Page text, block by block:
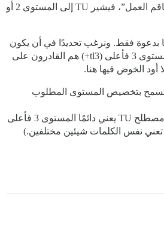
مستخدمين موثوقين أو طاقم العمل”، فيشير TU إلى المستوى 2 أو
بدعوة فقط. ونرغب تحديدًا في أن يكون
فقط المستخدمون من المستوى 3 فأعلى (tl3+) هم القادرون على
أود الخوض فيها هنا.
بتخصيص المستوى المطلوب
(بدلاً من ذلك، يرجى جعل مصطلح TU يعني دائمًا المستوى 3 فأعلى
نفس الكلمات شيئين مختلفين.)